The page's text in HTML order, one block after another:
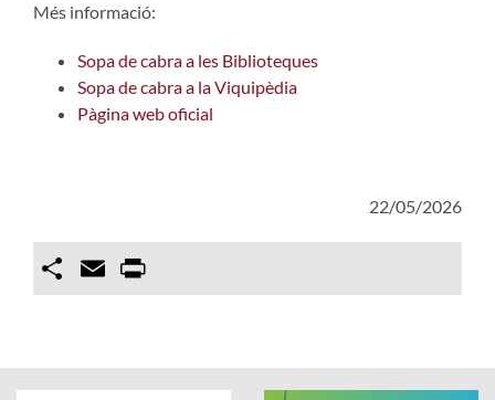
Més informació:
Sopa de cabra a les Biblioteques
Sopa de cabra a la Viquipèdia
Pàgina web oficial
22/05/2026
Compartir
Email